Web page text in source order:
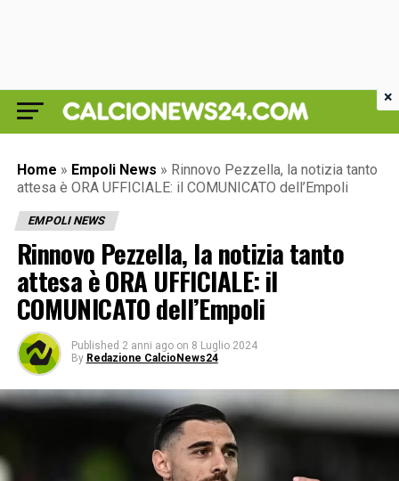
Home » Empoli News » Rinnovo Pezzella, la notizia tanto
attesa è ORA UFFICIALE: il COMUNICATO dell’Empoli
EMPOLI NEWS
Rinnovo Pezzella, la notizia tanto
attesa è ORA UFFICIALE: il
COMUNICATO dell’Empoli
Published 2 anni ago on 8 Luglio 2024
By Redazione CalcioNews24
×